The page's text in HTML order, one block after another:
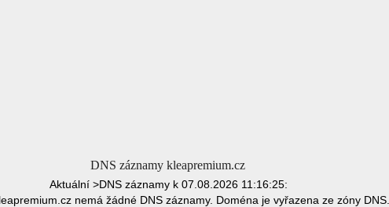
DNS záznamy kleapremium.cz
Aktuální >DNS záznamy k 07.08.2026 11:16:25:
nemá žádné DNS záznamy. Doména je vyřazena ze zóny DNS.